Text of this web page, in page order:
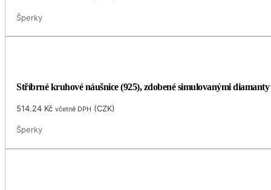
Šperky
Stříbrné kruhové náušnice (925), zdobené simulovanými
514.24 Kč včetně DPH (CZK)
Šperky